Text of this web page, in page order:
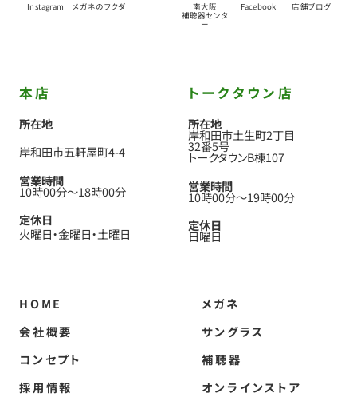
Instagram メガネのフクダ 南大阪
補聴器センタ
ー
Facebook 店舗ブログ
本店
所在地
岸和田市五軒屋町4-4
営業時間
10時00分〜18時00分
定休日
火曜日 金曜日 土曜日
トークタウン店
所在地
岸和田市土生町2丁目
32番5号
トークタウンB棟107
営業時間
10時00分〜19時00分
定休日
日曜日
HOME
会社概要
コンセプト
採用情報
メガネ
サングラス
補聴器
オンラインストア